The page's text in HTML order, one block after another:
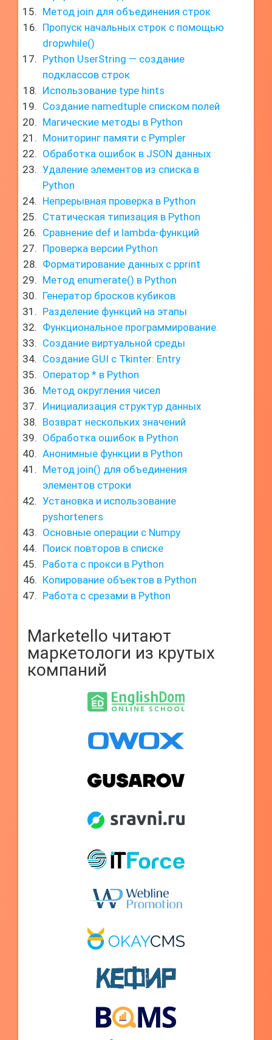
Метод join для объединения строк
Пропуск начальных строк с помощью
dropwhile()
Python UserString — создание
подклассов строк
Использование type hints
Создание namedtuple списком полей
Магические методы в Python
Мониторинг памяти с Pympler
Обработка ошибок в JSON данных
Удаление элементов из списка в
Python
Непрерывная проверка в Python
Статическая типизация в Python
Сравнение def и lambda-функций
Проверка версии Python
Форматирование данных с pprint
Метод enumerate() в Python
Генератор бросков кубиков
Разделение функций на этапы
Функциональное программирование.
Создание виртуальной среды
Создание GUI с Tkinter: Entry
Оператор * в Python
Метод округления чисел
Инициализация структур данных
Возврат нескольких значений
Обработка ошибок в Python
Анонимные функции в Python
Метод join() для объединения
элементов строки
Установка и использование
pyshorteners
Основные операции с Numpy
Поиск повторов в списке
Работа с прокси в Python
Копирование объектов в Python
Работа с срезами в Python
Marketello читают
маркетологи из крутых
компаний